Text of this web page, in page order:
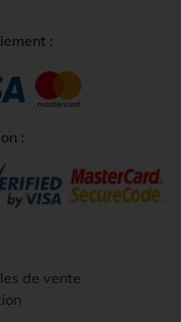
:
:
de vente